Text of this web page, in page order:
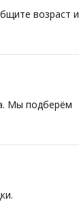
возраст и
Мы подберём